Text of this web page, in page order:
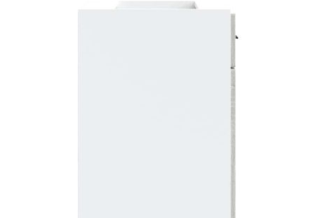
Когато плащате с NewPay, всъщност NewPay плаща
разполагате с три начина да я платите към тях:
Плащане на 4 вноски. Заплащате 20% от стойността на